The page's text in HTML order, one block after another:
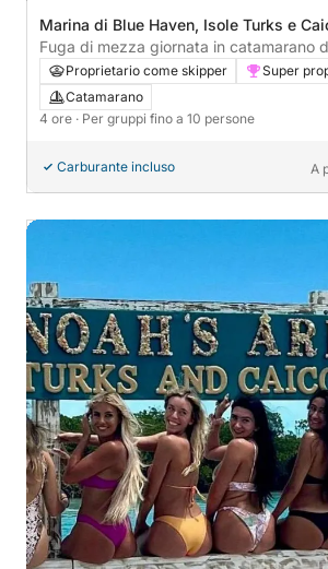
Marina di Blue Haven, Isole Turks e
Fuga di mezza giornata in catamarano
meraviglie di Turks e Caicos
Proprietario come skipper
Super
Catamarano
4 ore · Per gruppi fino a 10 persone
Carburante incluso A